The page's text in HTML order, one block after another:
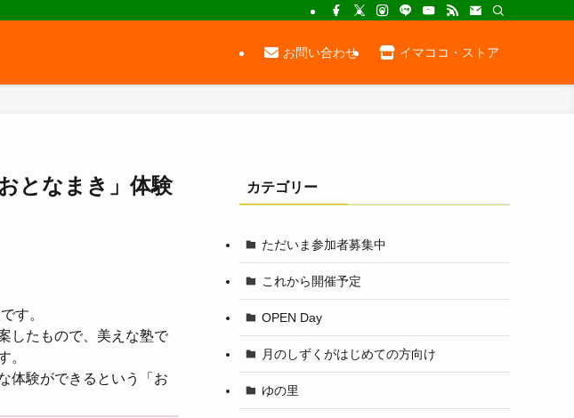
お問い合わせ イマココ・ストア
となまき」体験
す。
したもので、美えな塾で
。
体験ができるという「お
カテゴリー
ただいま参加者募集中
これから開催予定
OPEN Day
月のしずくがはじめての方向け
ゆの里